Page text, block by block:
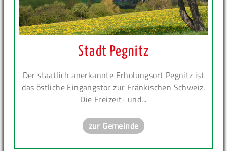
Stadt Pegnitz
Der staatlich anerkannte Erholungsort Pegnitz ist
das östliche Eingangstor zur Fränkischen Schweiz.
Die Freizeit- und...
zur Gemeinde